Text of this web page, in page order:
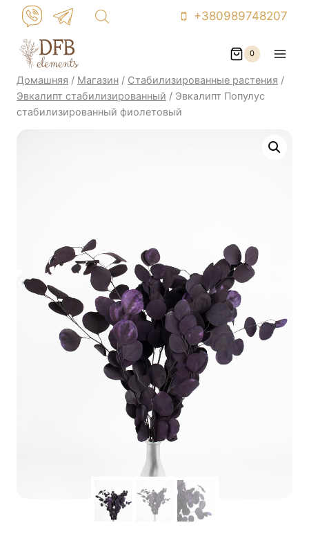
Перейти
контенту
+380989748207
0
Домашняя / Магазин / Стабилизированные растения /
Эвкалипт стабилизированный / Эвкалипт Популус
стабилизированный фиолетовый